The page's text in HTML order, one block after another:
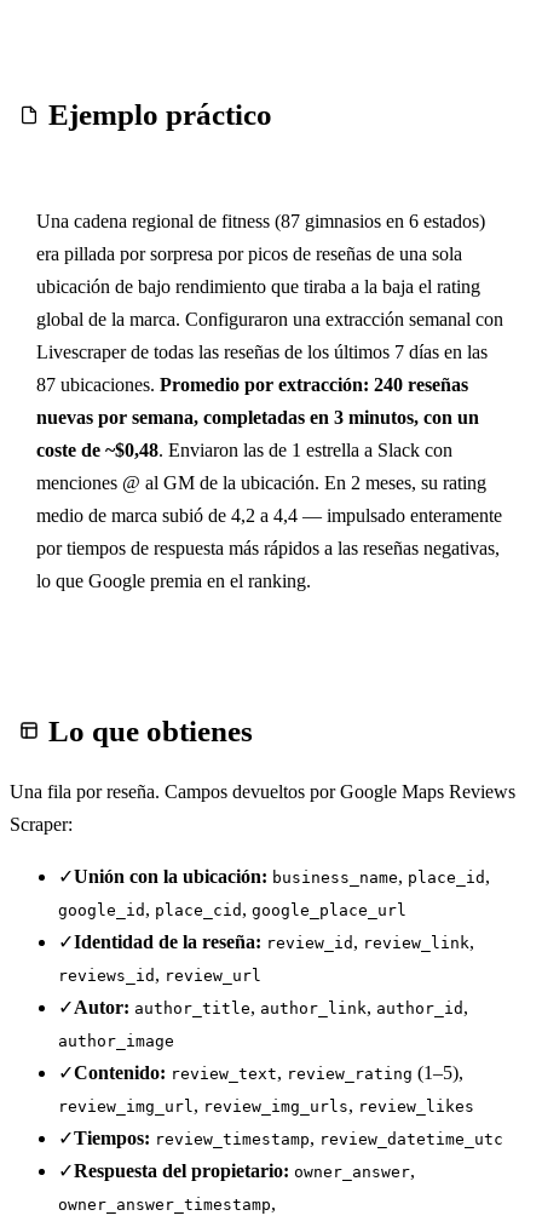
Ejemplo práctico
Una cadena regional de fitness (87 gimnasios en 6 estados)
era pillada por sorpresa por picos de reseñas de una sola
ubicación de bajo rendimiento que tiraba a la baja el rating
global de la marca. Configuraron una extracción semanal con
Livescraper de todas las reseñas de los últimos 7 días en las
87 ubicaciones. Promedio por extracción: 240 reseñas
nuevas por semana, completadas en 3 minutos, con un
coste de ~$0,48. Enviaron las de 1 estrella a Slack con
menciones @ al GM de la ubicación. En 2 meses, su rating
medio de marca subió de 4,2 a 4,4 — impulsado enteramente
por tiempos de respuesta más rápidos a las reseñas negativas,
lo que Google premia en el ranking.
Lo que obtienes
Una fila por reseña. Campos devueltos por Google Maps Reviews
Scraper:
✓Unión con la ubicación: business_name, place_id ,
google_id , place_cid , google_place_url
✓Identidad de la reseña: review_id , review_link,
reviews_id , review_url
✓Autor: author_title, author_link, author_id ,
author_image
✓Contenido: review_text, review_rating (1–5),
review_img_url, review_img_urls, review_likes
✓Tiempos: review_timestamp, review_datetime_utc
✓Respuesta del propietario: owner_answer,
owner_answer_timestamp,